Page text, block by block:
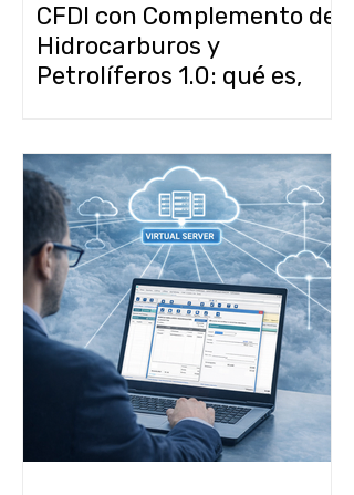
CFDI con Complemento de
Hidrocarburos y
Petrolíferos 1.0: qué es,